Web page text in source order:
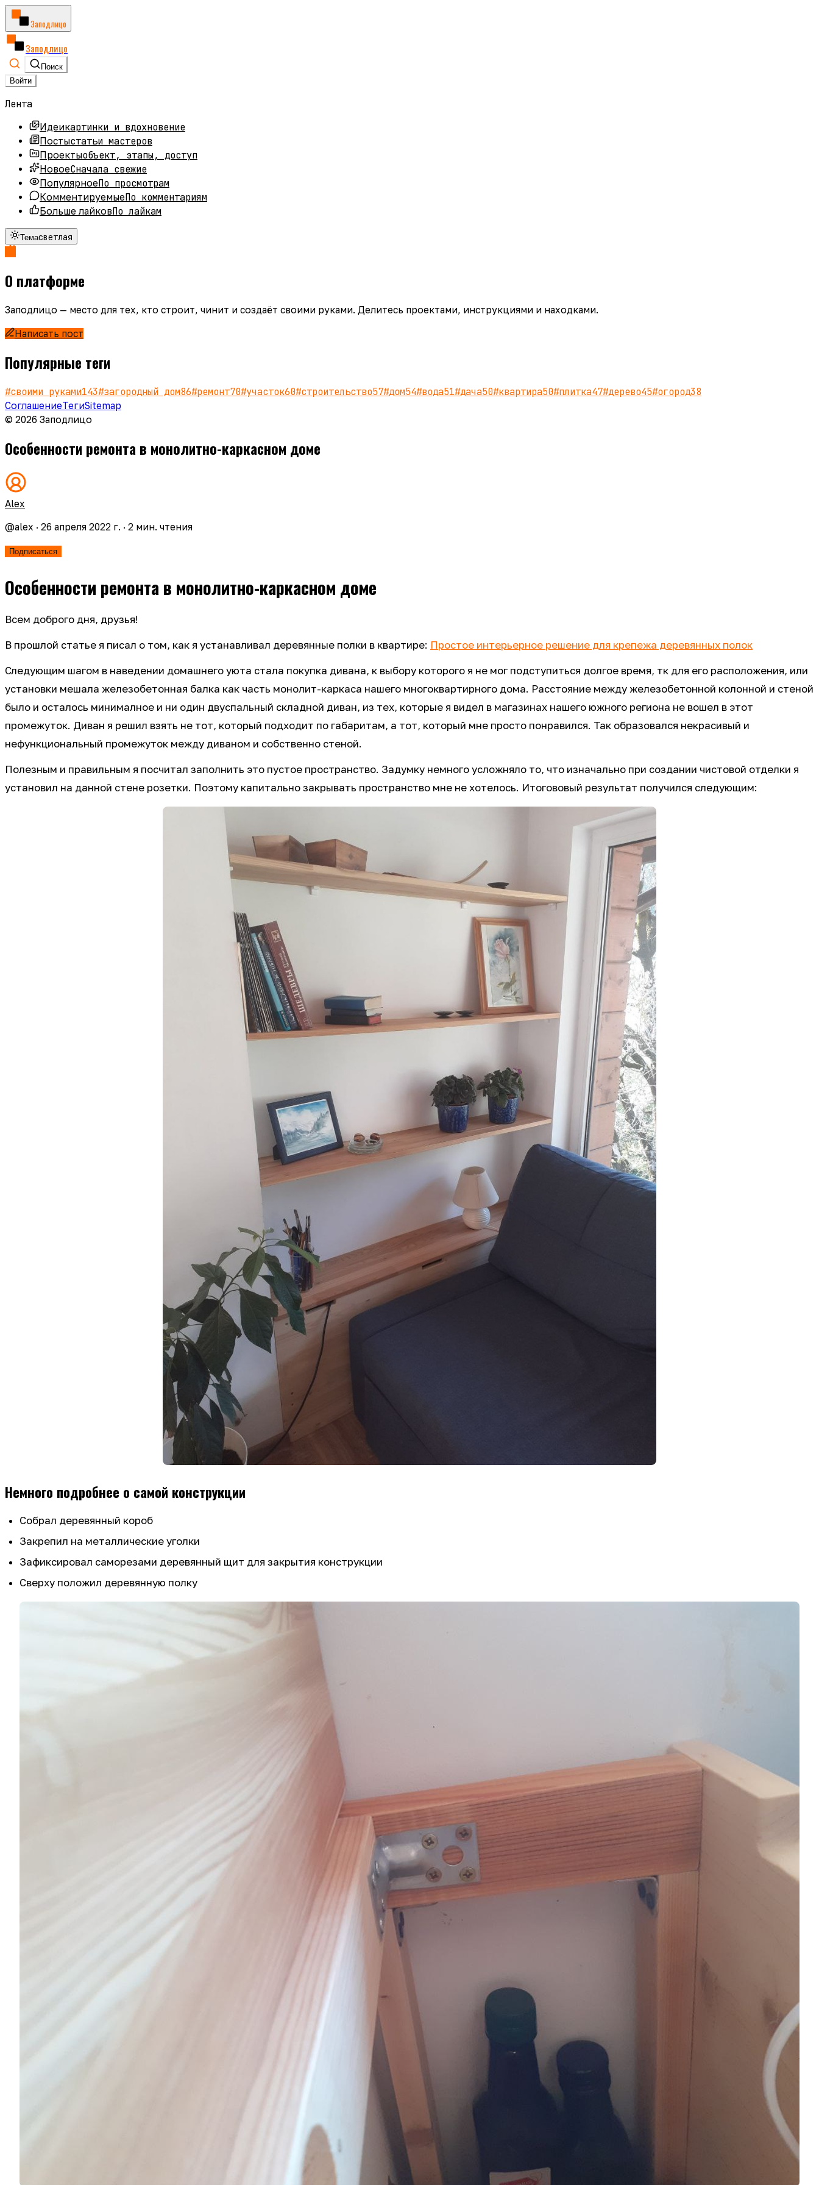
Заподлицо
Заподлицо
Поиск
Войти
Лента
Идеикартинки и вдохновение
Постыстатьи мастеров
Проектыобъект, этапы, доступ
НовоеСначала свежие
ПопулярноеПо просмотрам
КомментируемыеПо комментариям
Больше лайковПо лайкам
Темасветлая
О платформе
Заподлицо — место для тех, кто строит, чинит и создаёт своими руками. Делитесь проектами, инструкциями и находками.
Написать пост
Популярные теги
#своими руками143#загородный дом86#ремонт70#участок60#строительство57#дом54#вода51#дача50#квартира50#плитка47#дерево45#огород38
СоглашениеТегиSitemap
© 2026 Заподлицо
Особенности ремонта в монолитно-каркасном доме
Alex
@alex · 26 апреля 2022 г. · 2 мин. чтения
Подписаться
Особенности ремонта в монолитно-каркасном доме
Всем доброго дня, друзья!
В прошлой статье я писал о том, как я устанавливал деревянные полки в квартире: Простое интерьерное решение для крепежа деревянных полок
Следующим шагом в наведении домашнего уюта стала покупка дивана, к выбору которого я не мог подступиться долгое время, тк для его расположения, или
установки мешала железобетонная балка как часть монолит-каркаса нашего многоквартирного дома. Расстояние между железобетонной колонной и стеной
было и осталось минималное и ни один двуспальный складной диван, из тех, которые я видел в магазинах нашего южного региона не вошел в этот
промежуток. Диван я решил взять не тот, который подходит по габаритам, а тот, который мне просто понравился. Так образовался некрасивый и
нефункциональный промежуток между диваном и собственно стеной.
Полезным и правильным я посчитал заполнить это пустое пространство. Задумку немного усложняло то, что изначально при создании чистовой отделки я
установил на данной стене розетки. Поэтому капитально закрывать пространство мне не хотелось. Итогововый результат получился следующим:
Немного подробнее о самой конструкции
Собрал деревянный короб
Закрепил на металлические уголки
Зафиксировал саморезами деревянный щит для закрытия конструкции
Сверху положил деревянную полку